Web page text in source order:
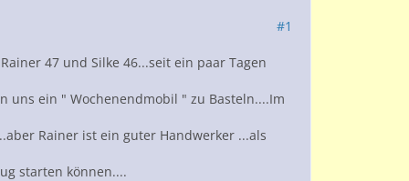
#1
47 und Silke 46...seit ein paar Tagen
uns ein " Wochenendmobil " zu Basteln....Im
Rainer ist ein guter Handwerker ...als
starten können....